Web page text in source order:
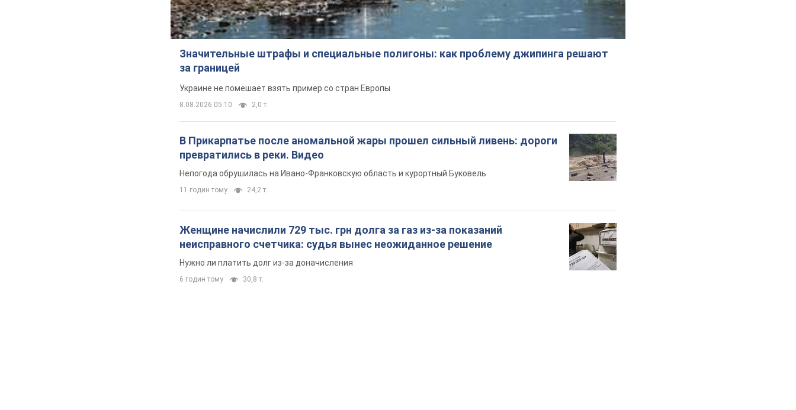
Значительные штрафы и специальные полигоны: как проблему джипинга решают
за границей
Украине не помешает взять пример со стран Европы
8.08.2026 05:10 2,0 т.
В Прикарпатье после аномальной жары прошел сильный ливень: дороги
превратились в реки. Видео
Непогода обрушилась на Ивано-Франковскую область и курортный Буковель
11 годин тому 24,2 т.
Женщине начислили 729 тыс. грн долга за газ из-за показаний
неисправного счетчика: судья вынес неожиданное решение
Нужно ли платить долг из-за доначисления
6 годин тому 30,8 т.